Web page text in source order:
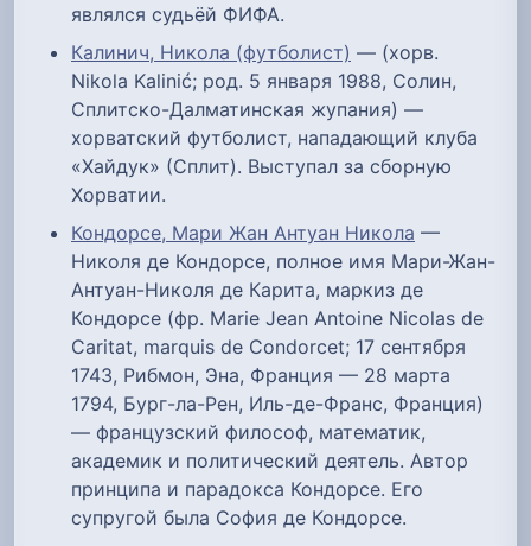
являлся судьёй ФИФА.
Калинич, Никола (футболист) — (хорв.
Nikola Kalinić; род. 5 января 1988, Солин,
Сплитско-Далматинская жупания) —
хорватский футболист, нападающий клуба
«Хайдук» (Сплит). Выступал за сборную
Хорватии.
Кондорсе, Мари Жан Антуан Никола —
Николя де Кондорсе, полное имя Мари-Жан-
Антуан-Николя де Карита, маркиз де
Кондорсе (фр. Marie Jean Antoine Nicolas de
Caritat, marquis de Condorcet; 17 сентября
1743, Рибмон, Эна, Франция — 28 марта
1794, Бург-ла-Рен, Иль-де-Франс, Франция)
— французский философ, математик,
академик и политический деятель. Автор
принципа и парадокса Кондорсе. Его
супругой была София де Кондорсе.